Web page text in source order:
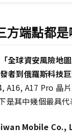
方端點都
全球資安風險地
者到俄羅斯科技
A16, A17 Pro 晶
是其中幾個最具
Mobile Co.,